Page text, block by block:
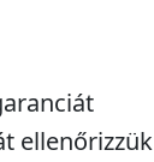
ellenőrizzük